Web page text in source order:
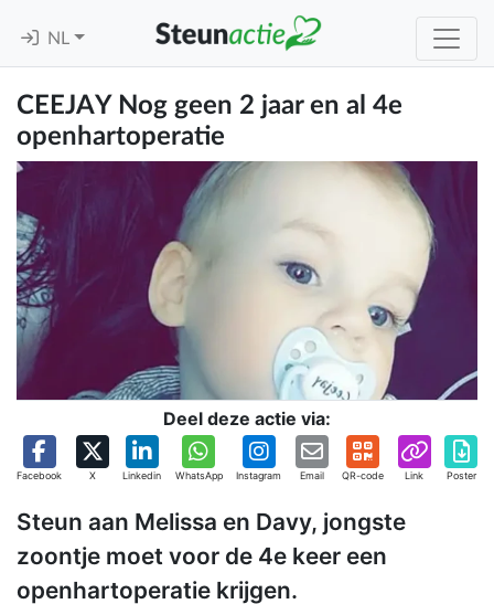
NL
CEEJAY Nog geen 2 jaar en al 4e
openhartoperatie
Deel deze actie via:
Facebook X Linkedin WhatsApp Instagram Email QR-code Link Poster
Steun aan Melissa en Davy, jongste
zoontje moet voor de 4e keer een
openhartoperatie krijgen.